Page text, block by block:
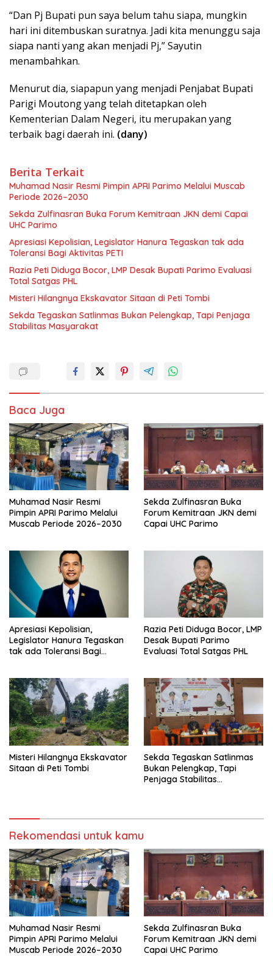
“Dan Pj Bupati pun saya belum tahu siapa, mungkin
hari ini ditembuskan suratnya. Jadi kita menunggu saja
siapa nanti yang akan menjadi Pj,” Sayutin
menambahkan.
Menurut dia, siapapun yang menjadi Penjabat Bupati
Parigi Moutong yang telah ditetapkan oleh
Kementerian Dalam Negeri, itu merupakan yang
terbaik bagi daerah ini. (dany)
Berita Terkait
Muhamad Nasir Resmi Pimpin APRI Parimo Melalui Muscab
Periode 2026–2030
Sekda Zulfinasran Buka Forum Kemitraan JKN demi Capai
UHC Parimo
Apresiasi Kepolisian, Legislator Hanura Tegaskan tak ada
Toleransi Bagi Aktivitas PETI
Razia Peti Diduga Bocor, LMP Desak Bupati Parimo Evaluasi
Total Satgas PHL
Misteri Hilangnya Ekskavator Sitaan di Peti Tombi
Sekda Tegaskan Satlinmas Bukan Pelengkap, Tapi Penjaga
Stabilitas Masyarakat
Baca Juga
Muhamad Nasir Resmi
Pimpin APRI Parimo Melalui
Muscab Periode 2026–2030
Sekda Zulfinasran Buka
Forum Kemitraan JKN demi
Capai UHC Parimo
Apresiasi Kepolisian,
Legislator Hanura Tegaskan
tak ada Toleransi Bagi
Razia Peti Diduga Bocor, LMP
Desak Bupati Parimo
Evaluasi Total Satgas PHL
Misteri Hilangnya Ekskavator
Sitaan di Peti Tombi
Sekda Tegaskan Satlinmas
Bukan Pelengkap, Tapi
Penjaga Stabilitas
Rekomendasi untuk kamu
Muhamad Nasir Resmi
Pimpin APRI Parimo Melalui
Muscab Periode 2026–2030
Sekda Zulfinasran Buka
Forum Kemitraan JKN demi
Capai UHC Parimo